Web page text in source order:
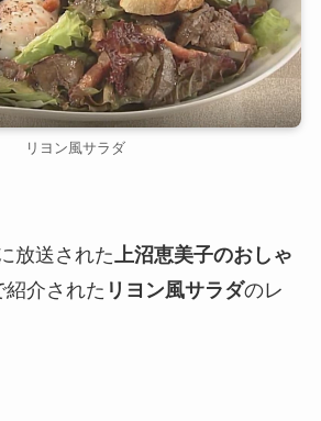
リヨン風サラダ
放送された 上沼恵美子のおしゃ
紹介された リヨン風サラダのレ